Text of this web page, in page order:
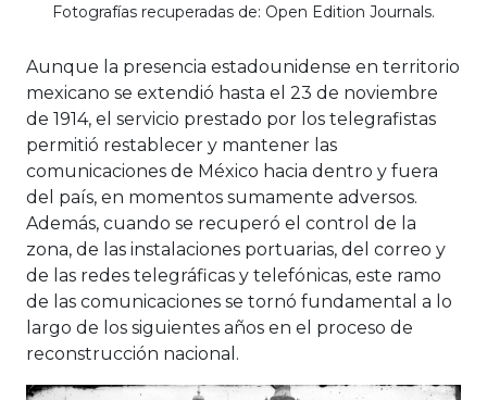
Fotografías recuperadas de: Open Edition Journals.
Aunque la presencia estadounidense en territorio
mexicano se extendió hasta el 23 de noviembre
de 1914, el servicio prestado por los telegrafistas
permitió restablecer y mantener las
comunicaciones de México hacia dentro y fuera
del país, en momentos sumamente adversos.
Además, cuando se recuperó el control de la
zona, de las instalaciones portuarias, del correo y
de las redes telegráficas y telefónicas, este ramo
de las comunicaciones se tornó fundamental a lo
largo de los siguientes años en el proceso de
reconstrucción nacional.